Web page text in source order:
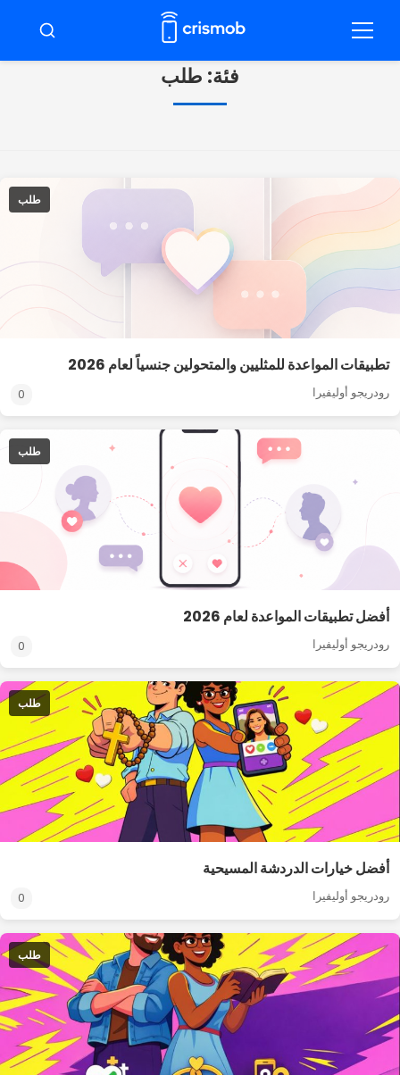
قائمة
ابحث
فئة: طلب
طلب
تطبيقات المواعدة للمثليين والمتحولين جنسياً لعام 2026
رودريجو أوليفيرا 0
طلب
أفضل تطبيقات المواعدة لعام 2026
رودريجو أوليفيرا 0
طلب
أفضل خيارات الدردشة المسيحية
رودريجو أوليفيرا 0
طلب